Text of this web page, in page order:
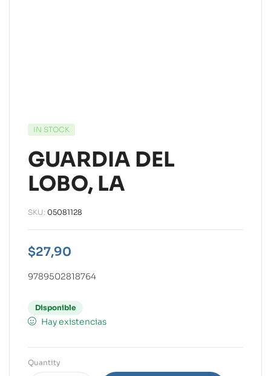
IN STOCK
GUARDIA DEL
LOBO, LA
SKU: 05081128
$27,90
9789502818764
Disponible
Hay existencias
Quantity